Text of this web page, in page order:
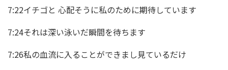
7:22イチゴと 心配そうに私のために期待しています
7:24それは深い泳いだ瞬間を待ちます
7:26私の血流に入ることができまし見ているだけ